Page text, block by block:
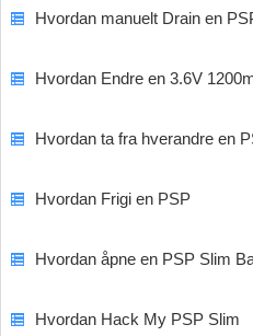
Hvordan manuelt Drain en
Hvordan Endre en 3.6V
Hvordan ta fra hverandre en
Hvordan Frigi en PSP
Hvordan åpne en PSP Slim
Hvordan Hack My PSP Slim